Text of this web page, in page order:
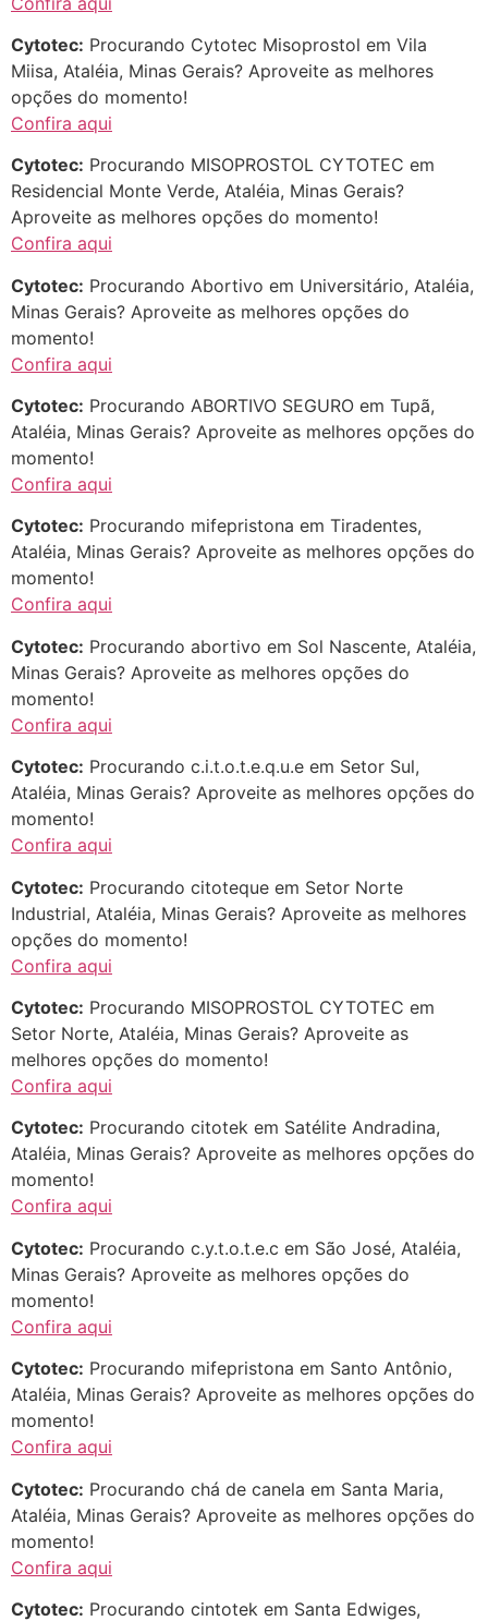
Cytotec: Procurando Cytotec Misoprostol em Vila
Miisa, Ataléia, Minas Gerais? Aproveite as melhores
opções do momento!
Confira aqui
Cytotec: Procurando MISOPROSTOL CYTOTEC em
Residencial Monte Verde, Ataléia, Minas Gerais?
Aproveite as melhores opções do momento!
Confira aqui
Cytotec: Procurando Abortivo em Universitário, Ataléia,
Minas Gerais? Aproveite as melhores opções do
momento!
Confira aqui
Cytotec: Procurando ABORTIVO SEGURO em Tupã,
Ataléia, Minas Gerais? Aproveite as melhores opções do
momento!
Confira aqui
Cytotec: Procurando mifepristona em Tiradentes,
Ataléia, Minas Gerais? Aproveite as melhores opções do
momento!
Confira aqui
Cytotec: Procurando abortivo em Sol Nascente, Ataléia,
Minas Gerais? Aproveite as melhores opções do
momento!
Confira aqui
Cytotec: Procurando c.i.t.o.t.e.q.u.e em Setor Sul,
Ataléia, Minas Gerais? Aproveite as melhores opções do
momento!
Confira aqui
Cytotec: Procurando citoteque em Setor Norte
Industrial, Ataléia, Minas Gerais? Aproveite as melhores
opções do momento!
Confira aqui
Cytotec: Procurando MISOPROSTOL CYTOTEC em
Setor Norte, Ataléia, Minas Gerais? Aproveite as
melhores opções do momento!
Confira aqui
Cytotec: Procurando citotek em Satélite Andradina,
Ataléia, Minas Gerais? Aproveite as melhores opções do
momento!
Confira aqui
Cytotec: Procurando c.y.t.o.t.e.c em São José, Ataléia,
Minas Gerais? Aproveite as melhores opções do
momento!
Confira aqui
Cytotec: Procurando mifepristona em Santo Antônio,
Ataléia, Minas Gerais? Aproveite as melhores opções do
momento!
Confira aqui
Cytotec: Procurando chá de canela em Santa Maria,
Ataléia, Minas Gerais? Aproveite as melhores opções do
momento!
Confira aqui
Cytotec: Procurando cintotek em Santa Edwiges,